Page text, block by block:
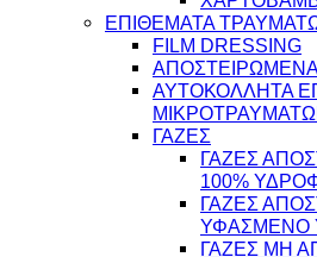
ΕΠΙΘΕΜΑΤΑ
FILM DRESSING
ΑΥΤΟΚΟΛΛΗΤΑ
ΓΑΖΕΣ
ΓΑΖΕΣ
100%
ΓΑΖΕΣ
ΥΦΑΣΜΕΝΟ
ΓΑΖΕΣ ΜΗ